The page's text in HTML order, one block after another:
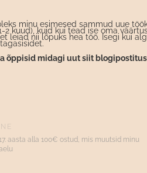
minu esimesed sammud uue
2 kuud), kuid kui tead ise oma
leiad nii lõpuks hea töö. Isegi kui
õppisid midagi uut siit
aasta alla 100€ ostud, mis muutsid minu